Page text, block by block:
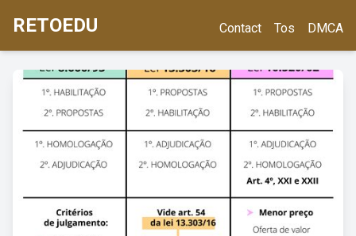
RETOEDU Contact Tos DMCA